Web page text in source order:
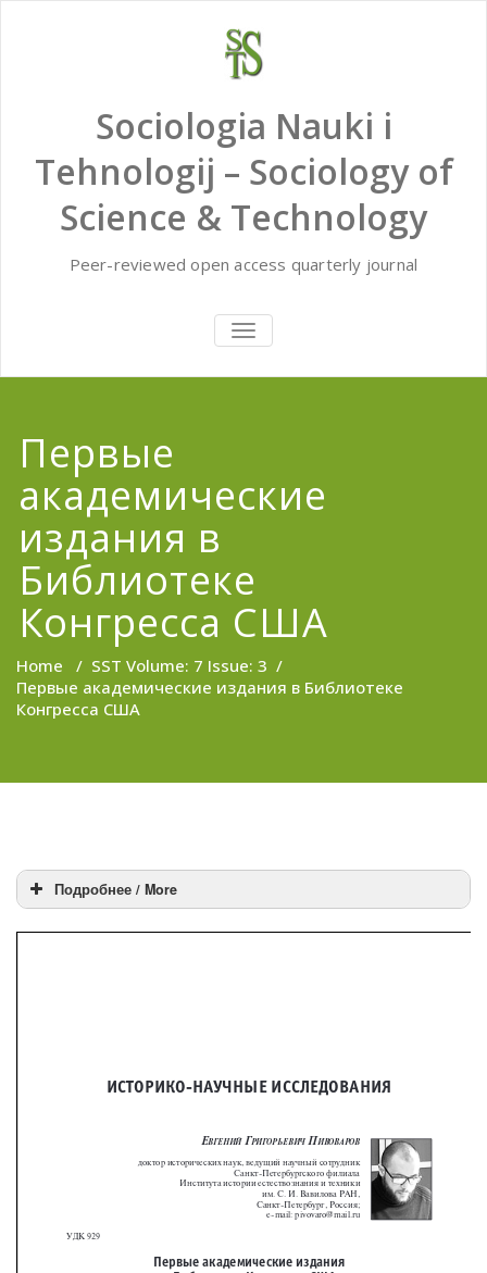
Sociologia Nauki i
Tehnologij – Sociology of
Science & Technology
Peer-reviewed open access quarterly journal
TOGGLE
NAVIGATION
Первые
академические
издания в
Библиотеке
Конгресса США
Home / SST Volume: 7 Issue: 3 /
Первые академические издания в Библиотеке
Конгресса США
Подробнее / More